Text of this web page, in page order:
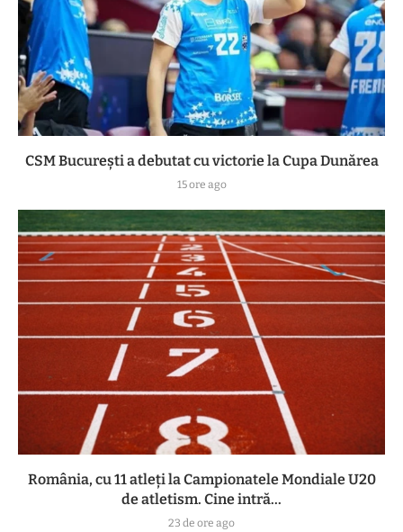
CSM București a debutat cu victorie la Cupa Dunărea
15 ore ago
România, cu 11 atleți la Campionatele Mondiale U20
de atletism. Cine intră...
23 de ore ago